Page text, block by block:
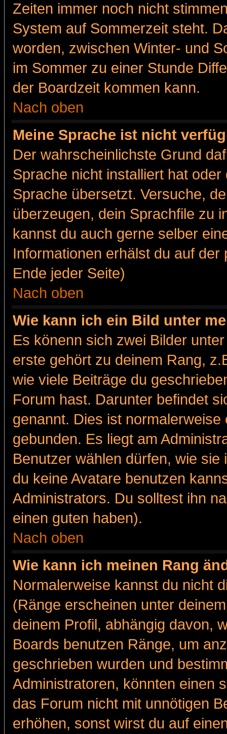
Zeiten immer noch nicht
System auf Sommerzeit steht.
worden, zwischen Winter- und
im Sommer zu einer Stunde
der Boardzeit kommen kann.
Nach oben
Meine Sprache ist nicht
Der wahrscheinlichste Grund
Sprache nicht installiert hat
Sprache übersetzt. Versuche,
überzeugen, dein Sprachfile zu
kannst du auch gerne selber
Informationen erhälst du auf
Ende jeder Seite)
Nach oben
Wie kann ich ein Bild unter
Es könenn sich zwei Bilder
erste gehört zu deinem Rang,
wie viele Beiträge du
Forum hast. Darunter befindet
genannt. Dies ist
gebunden. Es liegt am
Benutzer wählen dürfen, wie
du keine Avatare benutzen
Administrators. Du solltest ihn
einen guten haben).
Nach oben
Wie kann ich meinen Rang
Normalerweise kannst du nicht
(Ränge erscheinen unter
deinem Profil, abhängig davon,
Boards benutzen Ränge, um
geschrieben wurden und
Administratoren, könnten einen
das Forum nicht mit unnötigen
erhöhen, sonst wirst du auf